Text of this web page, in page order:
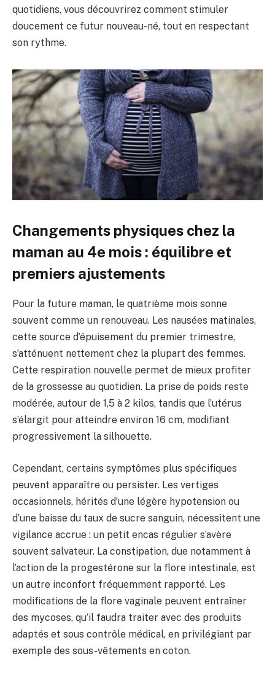
quotidiens, vous découvrirez comment stimuler
doucement ce futur nouveau-né, tout en respectant
son rythme.
Changements physiques chez la
maman au 4e mois : équilibre et
premiers ajustements
Pour la future maman, le quatrième mois sonne
souvent comme un renouveau. Les nausées matinales,
cette source d’épuisement du premier trimestre,
s’atténuent nettement chez la plupart des femmes.
Cette respiration nouvelle permet de mieux profiter
de la grossesse au quotidien. La prise de poids reste
modérée, autour de 1,5 à 2 kilos, tandis que l’utérus
s’élargit pour atteindre environ 16 cm, modifiant
progressivement la silhouette.
Cependant, certains symptômes plus spécifiques
peuvent apparaître ou persister. Les vertiges
occasionnels, hérités d’une légère hypotension ou
d’une baisse du taux de sucre sanguin, nécessitent une
vigilance accrue : un petit encas régulier s’avère
souvent salvateur. La constipation, due notamment à
l’action de la progestérone sur la flore intestinale, est
un autre inconfort fréquemment rapporté. Les
modifications de la flore vaginale peuvent entraîner
des mycoses, qu’il faudra traiter avec des produits
adaptés et sous contrôle médical, en privilégiant par
exemple des sous-vêtements en coton.